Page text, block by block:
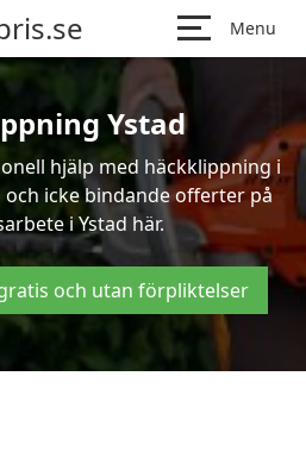
Menu
Ystad
hjälp med häckklippning i
och icke bindande offerter på
i Ystad här.
och utan förpliktelser